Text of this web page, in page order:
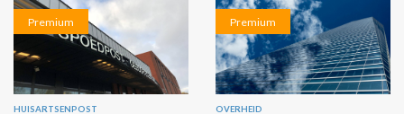
Premium
HUISARTSENPOST
Premium
OVERHEID